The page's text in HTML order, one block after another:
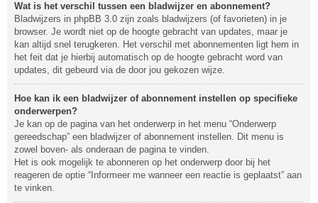
Wat is het verschil tussen een bladwijzer en abonnement?
Bladwijzers in phpBB 3.0 zijn zoals bladwijzers (of favorieten) in je
browser. Je wordt niet op de hoogte gebracht van updates, maar je
kan altijd snel terugkeren. Het verschil met abonnementen ligt hem in
het feit dat je hierbij automatisch op de hoogte gebracht word van
updates, dit gebeurd via de door jou gekozen wijze.
Hoe kan ik een bladwijzer of abonnement instellen op specifieke
onderwerpen?
Je kan op de pagina van het onderwerp in het menu “Onderwerp
gereedschap” een bladwijzer of abonnement instellen. Dit menu is
zowel boven- als onderaan de pagina te vinden.
Het is ook mogelijk te abonneren op het onderwerp door bij het
reageren de optie “Informeer me wanneer een reactie is geplaatst” aan
te vinken.